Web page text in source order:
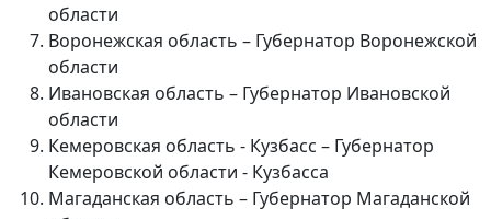
области
Воронежская область – Губернатор Воронежской
области
Ивановская область – Губернатор Ивановской
области
Кемеровская область - Кузбасс – Губернатор
Кемеровской области - Кузбасса
Магаданская область – Губернатор Магаданской